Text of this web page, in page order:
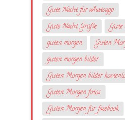
Gute Nacht für whatsapp
Gute Nacht Grüße
Gute
guten morgen
Guten
guten morgen bilder
Guten Morgen bilder
Guten Morgen fotos
Guten Morgen für facebook